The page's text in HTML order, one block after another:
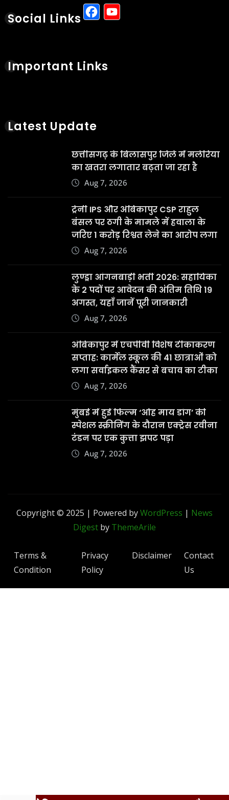
Social Links Facebook
Important Links
Latest Update
छत्तीसगढ़ के बिलासपुर जिले में मलेरिया
का खतरा लगातार बढ़ता जा रहा है
Aug 7, 2026
ट्रेनी IPS और अंबिकापुर CSP राहुल
बंसल पर ठगी के मामले में हवाला के
जरिए 1 करोड़ रिश्वत लेने का आरोप लगा
Aug 7, 2026
लुण्ड्रा आंगनबाड़ी भर्ती 2026: सहायिका
के 2 पदों पर आवेदन की अंतिम तिथि 19
अगस्त, यहाँ जानें पूरी जानकारी
Aug 7, 2026
अंबिकापुर में एचपीवी विशेष टीकाकरण
सप्ताह: कार्मेल स्कूल की 41 छात्राओं को
लगा सर्वाइकल कैंसर से बचाव का टीका
Aug 7, 2026
मुंबई में हुई फिल्म ‘ओह माय डॉग’ की
स्पेशल स्क्रीनिंग के दौरान एक्ट्रेस रवीना
टंडन पर एक कुत्ता झपट पड़ा
Aug 7, 2026
Copyright © 2025 | Powered byWordPress | News
Digest by ThemeArile
Terms &
Condition
Privacy
Policy
Disclaimer
Contact
Us